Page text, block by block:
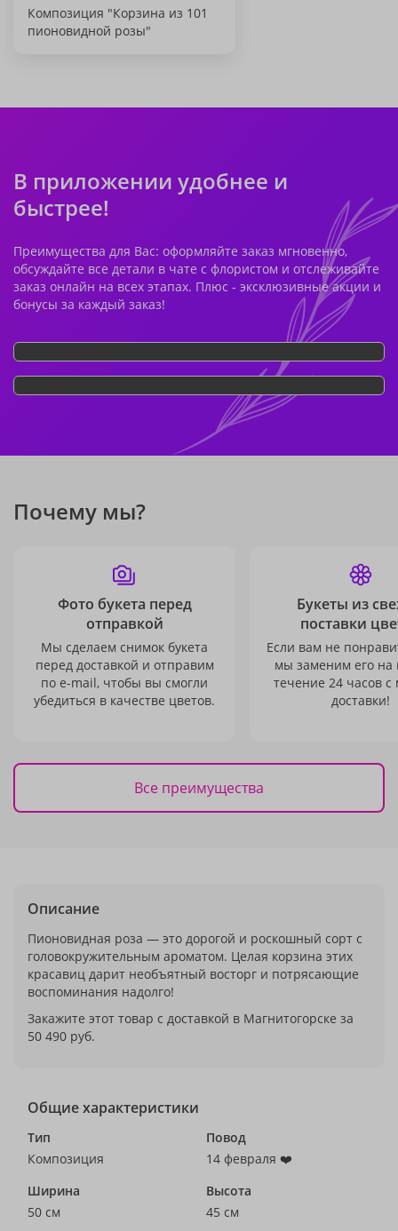
Композиция "Корзина из 101
пионовидной розы"
В приложении удобнее и
быстрее!
Преимущества для Вас: оформляйте заказ мгновенно,
обсуждайте все детали в чате с флористом и отслеживайте
заказ онлайн на всех этапах. Плюс - эксклюзивные акции и
бонусы за каждый заказ!
Почему мы?
Фото букета перед
отправкой
Мы сделаем снимок букета
перед доставкой и отправим
по e-mail, чтобы вы смогли
убедиться в качестве цветов.
Букеты из
поставки
Если вам не
мы заменим его на
течение 24 часов с
доставки!
Все преимущества
Описание
Пионовидная роза — это дорогой и роскошный сорт с
головокружительным ароматом. Целая корзина этих
красавиц дарит необъятный восторг и потрясающие
воспоминания надолго!
Закажите этот товар с доставкой в Магнитогорске за
50 490 руб.
Общие характеристики
Тип
Композиция
Повод
14 февраля ❤️
Ширина
50 см
Высота
45 см